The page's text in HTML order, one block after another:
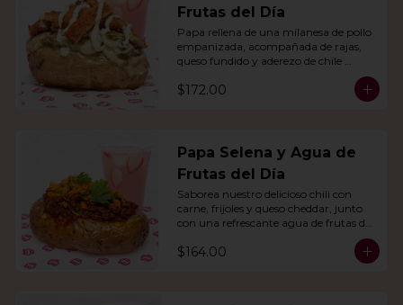
Frutas del Día
Papa rellena de una milanesa de pollo
empanizada, acompañada de rajas,
queso fundido y aderezo de chile
día.
$172.00
Papa Selena y Agua de
Frutas del Día
Saborea nuestro delicioso chili con
carne, frijoles y queso cheddar, junto
con una refrescante agua de frutas del
$164.00